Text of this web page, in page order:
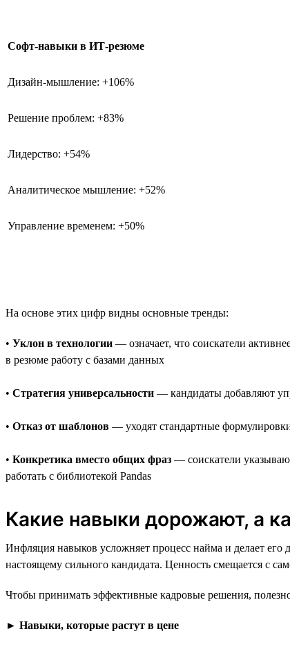
Софт-навыки в ИТ-резюме
Дизайн-мышление: +106%
Решение проблем: +83%
Лидерство: +54%
Аналитическое мышление: +52%
Управление временем: +50%
На основе этих цифр видны основные тренды:
• Уклон в технологии — означает, что соискатели
в резюме работу с базами данных
• Стратегия универсальности — кандидаты добавляют
• Отказ от шаблонов — уходят стандартные
• Конкретика вместо общих фраз — соискатели
работать с библиотекой Pandas
Какие навыки дорожают, а
Инфляция навыков усложняет процесс найма и делает
настоящему сильного кандидата. Ценность смещается с
Чтобы принимать эффективные кадровые решения,
► Навыки, которые растут в цене